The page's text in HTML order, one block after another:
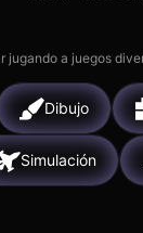
a juegos
Dibujo
Simulación